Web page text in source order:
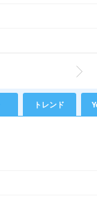
トレンド